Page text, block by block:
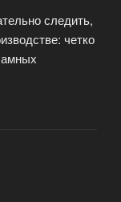
следить,
четко